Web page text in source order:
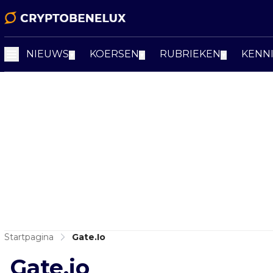
NIEUWS KOERSEN RUBRIEKEN
Startpagina Gate.io
Gate.io